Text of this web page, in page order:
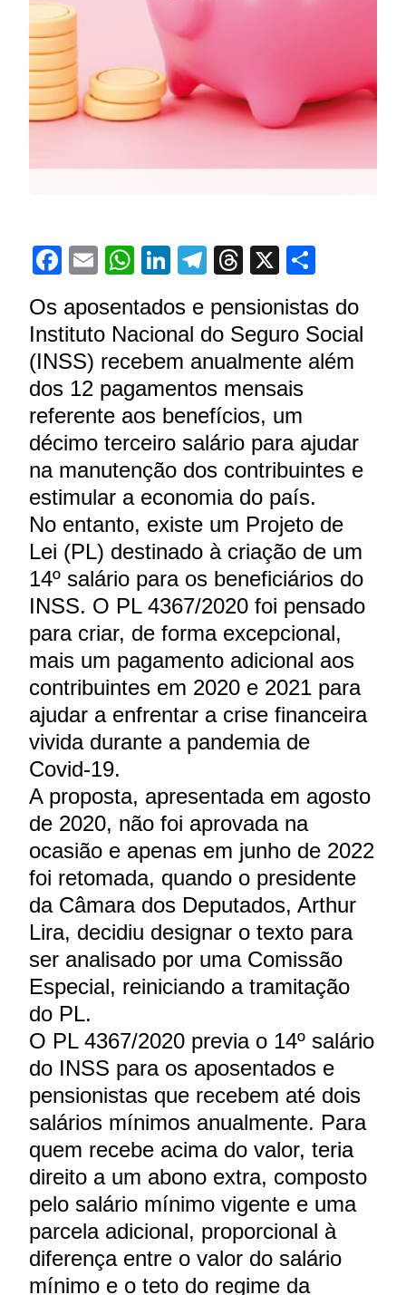
Facebook
EmailWhatsApp
LinkedIn
Telegram
Threads
X
Os aposentados e pensionistas do
Instituto Nacional do Seguro Social
(INSS) recebem anualmente além
dos 12 pagamentos mensais
referente aos benefícios, um
décimo terceiro salário para ajudar
na manutenção dos contribuintes e
estimular a economia do país.
No entanto, existe um Projeto de
Lei (PL) destinado à criação de um
14º salário para os beneficiários do
INSS. O PL 4367/2020 foi pensado
para criar, de forma excepcional,
mais um pagamento adicional aos
contribuintes em 2020 e 2021 para
ajudar a enfrentar a crise financeira
vivida durante a pandemia de
Covid-19.
A proposta, apresentada em agosto
de 2020, não foi aprovada na
ocasião e apenas em junho de 2022
foi retomada, quando o presidente
da Câmara dos Deputados, Arthur
Lira, decidiu designar o texto para
ser analisado por uma Comissão
Especial, reiniciando a tramitação
do PL.
O PL 4367/2020 previa o 14º salário
do INSS para os aposentados e
pensionistas que recebem até dois
salários mínimos anualmente. Para
quem recebe acima do valor, teria
direito a um abono extra, composto
pelo salário mínimo vigente e uma
parcela adicional, proporcional à
diferença entre o valor do salário
mínimo e o teto do regime da